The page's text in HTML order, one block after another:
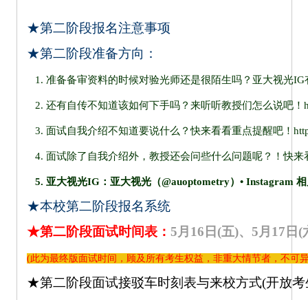
★第二阶段报名注意事项
★第二阶段准备方向：
1. 准备备审资料的时候对验光师还是很陌生吗？亚大视光
2. 还有自传不知道该如何下手吗？来听听教授们怎么说吧！
3. 面试自我介绍不知道要说什么？快来看看重点提醒吧！
4. 面试除了自我介绍外，教授还会问些什么问题呢？！快来
5. 亚大视光IG： 亚大视光（@auoptometry）• Instagram
★本校第二阶段报名系统
★第二阶段面试时间表： 5月16日(五)、5月17日(
(此为最终版面试时间，顾及所有考生权益，非重大情节者，不可
★第二阶段面试接驳车时刻表与来校方式(开放